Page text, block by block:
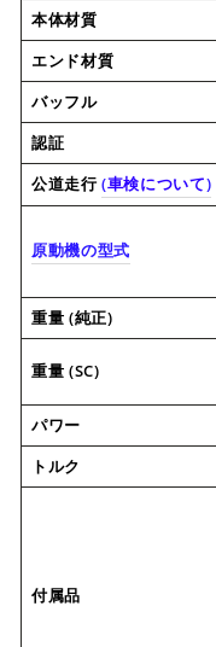
本体材質
エンド材質
バッフル
認証
公道走行(車検について)
原動機の型式
重量 (純正)
重量 (SC)
パワー
トルク
付属品